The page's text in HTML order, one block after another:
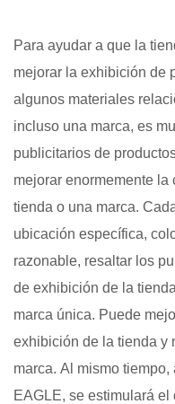
Para ayudar a que la
mejorar la exhibición de
algunos materiales
incluso una marca, es
publicitarios de
mejorar enormemente
tienda o una marca.
ubicación específica,
razonable, resaltar los
de exhibición de la
marca única. Puede
exhibición de la tienda y
marca. Al mismo
EAGLE, se estimulará